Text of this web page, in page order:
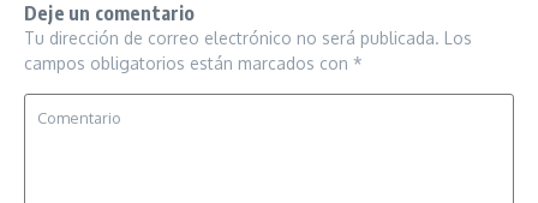
Deje un comentario
Tu dirección de correo electrónico no será publicada. Los
campos obligatorios están marcados con *